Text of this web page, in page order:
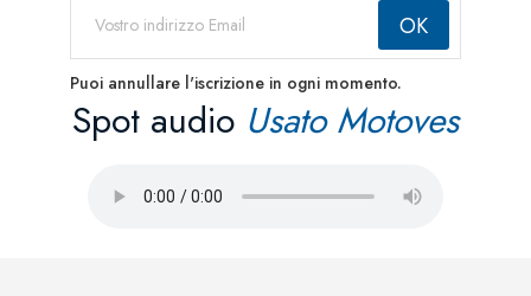
Puoi annullare l'iscrizione in ogni momento.
Spot audio Usato Motoves